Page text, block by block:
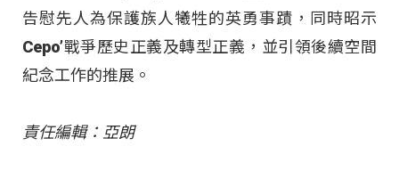
告慰先人為保護族人犧牲的英勇事蹟，同時昭示
Cepo’戰爭歷史正義及轉型正義，並引領後續空間
紀念工作的推展。
責任編輯：亞朗